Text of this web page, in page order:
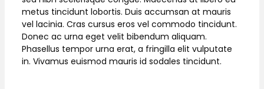
metus tincidunt lobortis. Duis accumsan at mauris
vel lacinia. Cras cursus eros vel commodo tincidunt.
Donec ac urna eget velit bibendum aliquam.
Phasellus tempor urna erat, a fringilla elit vulputate
in. Vivamus euismod mauris id sodales tincidunt.